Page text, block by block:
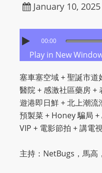
January 10, 2025
00:00
Play in New
塞車塞空域 + 聖誕市道
醫院 + 感激社區藥房 +
遊港即日鮮 + 北上潮流
預製菜 + Honey 騙局
VIP + 電影節拍 + 講電
主持：NetBugs，馬高